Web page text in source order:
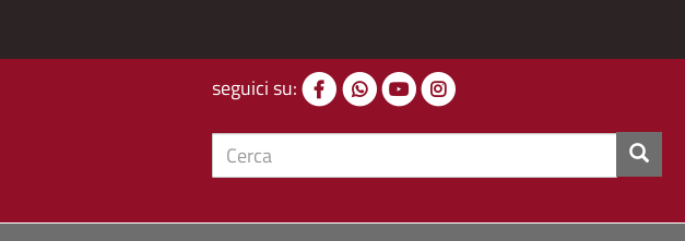
seguici su:
cerca